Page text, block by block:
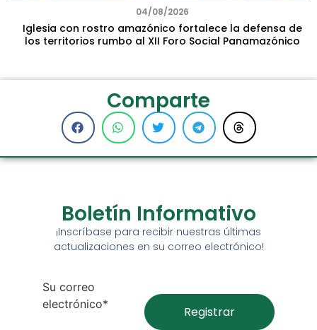
04/08/2026
Iglesia con rostro amazónico fortalece la defensa de
los territorios rumbo al XII Foro Social Panamazónico
Comparte
Boletín Informativo
¡Inscríbase para recibir nuestras últimas
actualizaciones en su correo electrónico!
Su correo
electrónico*